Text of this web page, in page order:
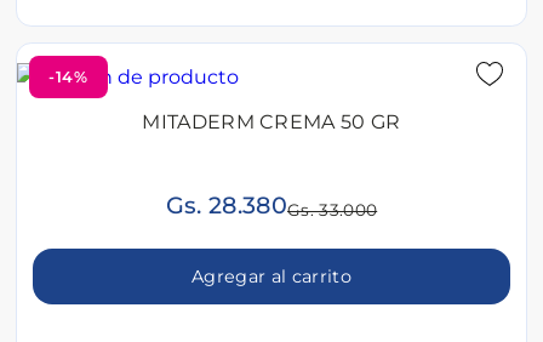
-14%
MITADERM CREMA 50 GR
Gs. 28.380Gs. 33.000
Agregar al carrito